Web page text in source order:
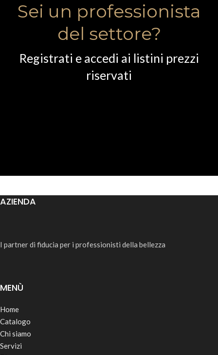
Sei un professionista
del settore?
Registrati e accedi ai listini prezzi
riservati
AZIENDA
I partner di fiducia per i professionisti della bellezza
MENÙ
Home
Catalogo
Chi siamo
Servizi